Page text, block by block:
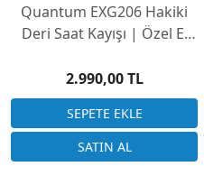
Quantum EXG206 Hakiki
Deri Saat Kayışı | Özel El
2.990,00 TL